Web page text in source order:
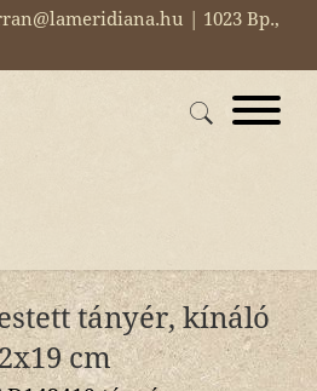
| 1023 Bp.,
tányér, kínáló
cm